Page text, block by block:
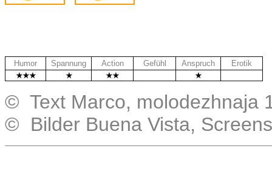
Humor Spannung Action Gefühl Anspruch Erotik
© Text Marco, molodezhnaja
© Bilder Buena Vista,